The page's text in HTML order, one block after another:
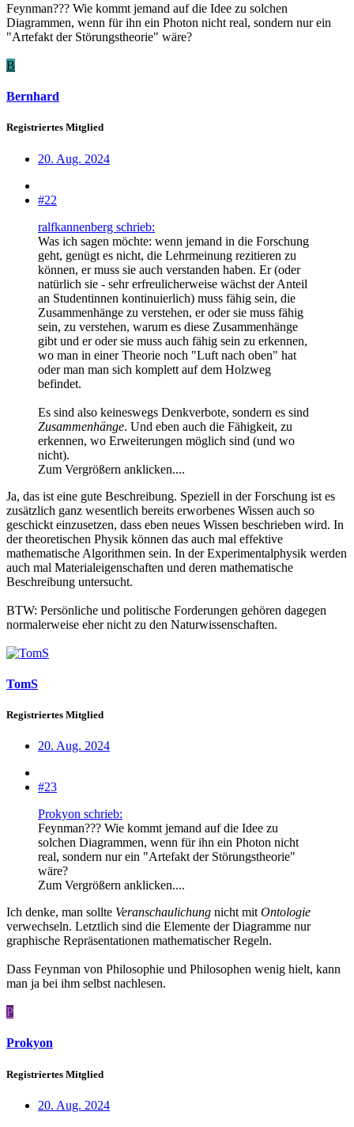
Feynman??? Wie kommt jemand auf die Idee zu solchen
Diagrammen, wenn für ihn ein Photon nicht real, sondern nur ein
"Artefakt der Störungstheorie" wäre?
B
Bernhard
Registriertes Mitglied
20. Aug. 2024
#22
ralfkannenberg schrieb:
Was ich sagen möchte: wenn jemand in die Forschung
geht, genügt es nicht, die Lehrmeinung rezitieren zu
können, er muss sie auch verstanden haben. Er (oder
natürlich sie - sehr erfreulicherweise wächst der Anteil
an Studentinnen kontinuierlich) muss fähig sein, die
Zusammenhänge zu verstehen, er oder sie muss fähig
sein, zu verstehen, warum es diese Zusammenhänge
gibt und er oder sie muss auch fähig sein zu erkennen,
wo man in einer Theorie noch "Luft nach oben" hat
oder man man sich komplett auf dem Holzweg
befindet.
Es sind also keineswegs Denkverbote, sondern es sind
Zusammenhänge. Und eben auch die Fähigkeit, zu
erkennen, wo Erweiterungen möglich sind (und wo
nicht).
Zum Vergrößern anklicken....
Ja, das ist eine gute Beschreibung. Speziell in der Forschung ist es
zusätzlich ganz wesentlich bereits erworbenes Wissen auch so
geschickt einzusetzen, dass eben neues Wissen beschrieben wird. In
der theoretischen Physik können das auch mal effektive
mathematische Algorithmen sein. In der Experimentalphysik werden
auch mal Materialeigenschaften und deren mathematische
Beschreibung untersucht.
BTW: Persönliche und politische Forderungen gehören dagegen
normalerweise eher nicht zu den Naturwissenschaften.
TomS
Registriertes Mitglied
20. Aug. 2024
#23
Prokyon schrieb:
Feynman??? Wie kommt jemand auf die Idee zu
solchen Diagrammen, wenn für ihn ein Photon nicht
real, sondern nur ein "Artefakt der Störungstheorie"
wäre?
Zum Vergrößern anklicken....
Ich denke, man sollte Veranschaulichung nicht mit Ontologie
verwechseln. Letztlich sind die Elemente der Diagramme nur
graphische Repräsentationen mathematischer Regeln.
Dass Feynman von Philosophie und Philosophen wenig hielt, kann
man ja bei ihm selbst nachlesen.
P
Prokyon
Registriertes Mitglied
20. Aug. 2024